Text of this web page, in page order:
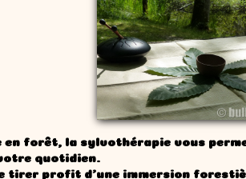
en forêt, la sylvothérapie vous
quotidien.
tirer profit d'une immersion